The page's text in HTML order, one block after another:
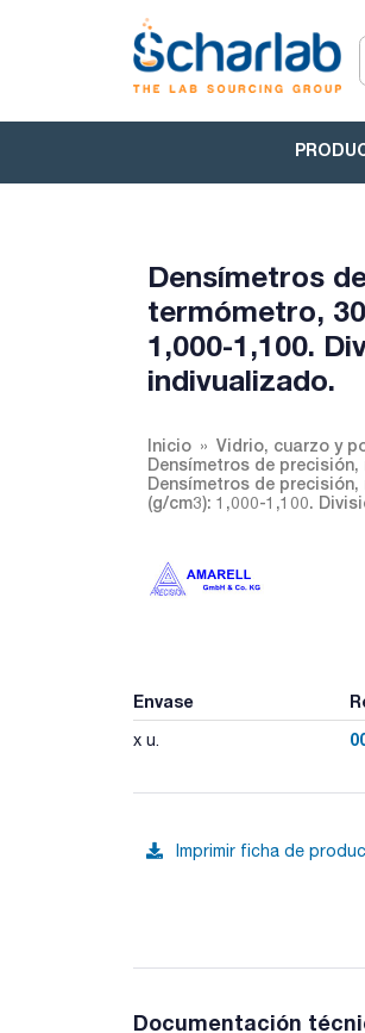
Densímetros
termómetro,
1,000-1,100.
indivualizado.
Inicio Vidrio, cuarzo y
Densímetros de
Densímetros de
(g/cm3): 1,000-1,100.
Envase
x u.
Imprimir ficha de
Documentación